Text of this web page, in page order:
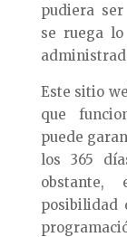
pudiera
se ruega
Este sitio
que
puede
los 365
posibilidad